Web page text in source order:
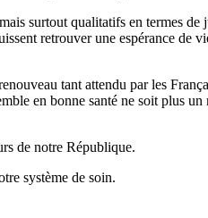
surtout qualitatifs en termes
retrouver une espérance de
tant attendu par les
en bonne santé ne soit plus
de notre République.
système de soin.